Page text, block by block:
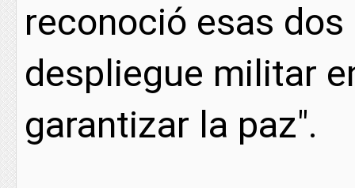
reconoció esas
despliegue militar
garantizar la paz".